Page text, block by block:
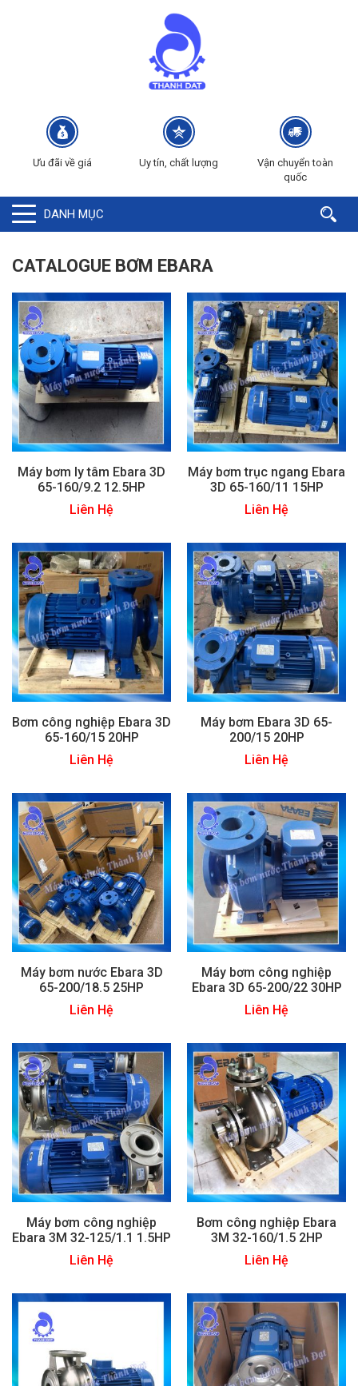
Ưu đãi về giá Uy tín, chất lượng
Vận chuyển toàn
quốc
DANH MỤC
CATALOGUE BƠM EBARA
Máy bơm ly tâm Ebara 3D
65-160/9.2 12.5HP
Liên Hệ
Máy bơm trục ngang Ebara
3D 65-160/11 15HP
Liên Hệ
Bơm công nghiệp Ebara 3D
65-160/15 20HP
Liên Hệ
Máy bơm Ebara 3D 65-
200/15 20HP
Liên Hệ
Máy bơm nước Ebara 3D
65-200/18.5 25HP
Liên Hệ
Máy bơm công nghiệp
Ebara 3D 65-200/22 30HP
Liên Hệ
Máy bơm công nghiệp
Ebara 3M 32-125/1.1 1.5HP
Liên Hệ
Bơm công nghiệp Ebara
3M 32-160/1.5 2HP
Liên Hệ